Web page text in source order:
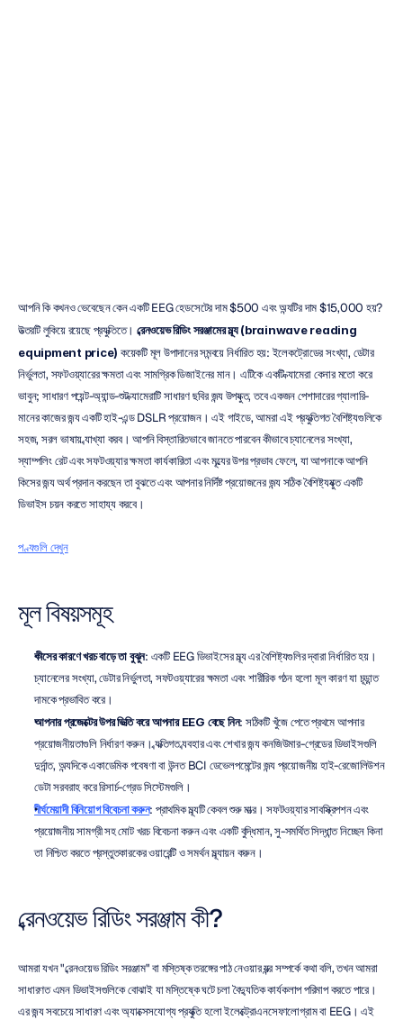
আপনি কি কখনও ভেবেছেন কেন একটি EEG হেডসেটের দাম $500 এবং অন্যটির দাম $15,000 হয়?
উত্তরটি লুকিয়ে রয়েছে প্রযুক্তিতে। ব্রেনওয়েভ রিডিং সরঞ্জামের মূল্য (brainwave reading
equipment price) কয়েকটি মূল উপাদানের সমন্বয়ে নির্ধারিত হয়: ইলেকট্রোডের সংখ্যা, ডেটার
নির্ভুলতা, সফটওয়্যারের ক্ষমতা এবং সামগ্রিক ডিজাইনের মান। এটিকে একটি ক্যামেরা কেনার মতো করে
ভাবুন; সাধারণ পয়েন্ট-অ্যান্ড-শুট ক্যামেরাটি সাধারণ ছবির জন্য উপযুক্ত, তবে একজন পেশাদারের গ্যালারি-
মানের কাজের জন্য একটি হাই-এন্ড DSLR প্রয়োজন। এই গাইডে, আমরা এই প্রযুক্তিগত বৈশিষ্ট্যগুলিকে
সহজ, সরল ভাষায় ব্যাখ্যা করব। আপনি বিস্তারিতভাবে জানতে পারবেন কীভাবে চ্যানেলের সংখ্যা,
স্যাম্পলিং রেট এবং সফটওয়্যার ক্ষমতা কার্যকারিতা এবং মূল্যের উপর প্রভাব ফেলে, যা আপনাকে আপনি
কিসের জন্য অর্থ প্রদান করছেন তা বুঝতে এবং আপনার নির্দিষ্ট প্রয়োজনের জন্য সঠিক বৈশিষ্ট্যযুক্ত একটি
ডিভাইস চয়ন করতে সাহায্য করবে।
পণ্যগুলি দেখুন
মূল বিষয়সমূহ
কীসের কারণে খরচ বাড়ে তা বুঝুন: একটি EEG ডিভাইসের মূল্য এর বৈশিষ্ট্যগুলির দ্বারা নির্ধারিত হয়।
চ্যানেলের সংখ্যা, ডেটার নির্ভুলতা, সফটওয়্যারের ক্ষমতা এবং শারীরিক গঠন হলো মূল কারণ যা চূড়ান্ত
দামকে প্রভাবিত করে।
আপনার প্রজেক্টের উপর ভিত্তি করে আপনার EEG বেছে নিন: সঠিকটি খুঁজে পেতে প্রথমে আপনার
প্রয়োজনীয়তাগুলি নির্ধারণ করুন। ব্যক্তিগত ব্যবহার এবং শেখার জন্য কনজিউমার-গ্রেডের ডিভাইসগুলি
দুর্দান্ত, অন্যদিকে একাডেমিক গবেষণা বা উন্নত BCI ডেভেলপমেন্টের জন্য প্রয়োজনীয় হাই-রেজোলিউশন
ডেটা সরবরাহ করে রিসার্চ-গ্রেড সিস্টেমগুলি।
দীর্ঘমেয়াদী বিনিয়োগ বিবেচনা করুন: প্রাথমিক মূল্যটি কেবল শুরু মাত্র। সফটওয়্যার সাবস্ক্রিপশন এবং
প্রয়োজনীয় সামগ্রী সহ মোট খরচ বিবেচনা করুন এবং একটি বুদ্ধিমান, সু-সমর্থিত সিদ্ধান্ত নিচ্ছেন কিনা
তা নিশ্চিত করতে প্রস্তুতকারকের ওয়ারেন্টি ও সমর্থন মূল্যায়ন করুন।
ব্রেনওয়েভ রিডিং সরঞ্জাম কী?
আমরা যখন "ব্রেনওয়েভ রিডিং সরঞ্জাম" বা মস্তিষ্ক তরঙ্গের পাঠ নেওয়ার যন্ত্র সম্পর্কে কথা বলি, তখন আমরা
সাধারণত এমন ডিভাইসগুলিকে বোঝাই যা মস্তিষ্কে ঘটে চলা বৈদ্যুতিক কার্যকলাপ পরিমাপ করতে পারে।
এর জন্য সবচেয়ে সাধারণ এবং অ্যাক্সেসযোগ্য প্রযুক্তি হলো ইলেক্ট্রোএনসেফালোগ্রাম বা EEG। এই